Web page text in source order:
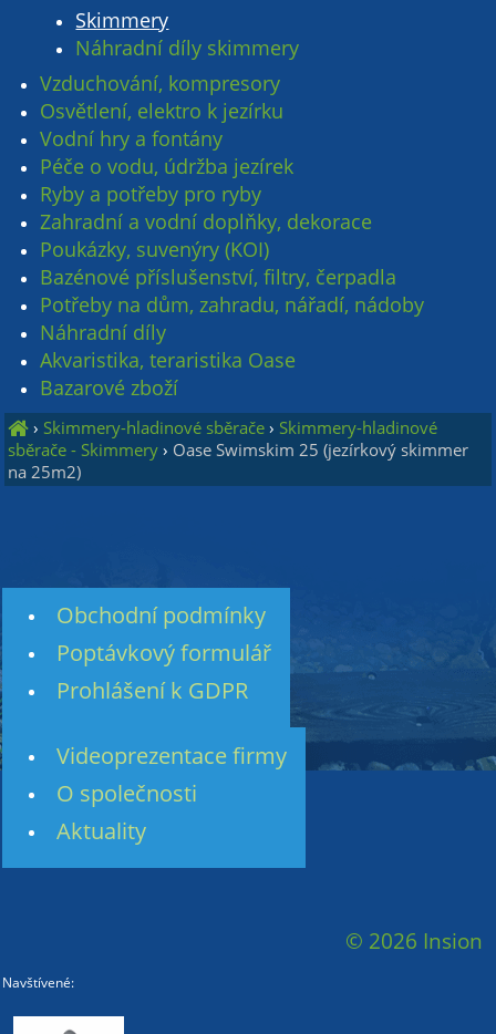
Skimmery
Náhradní díly skimmery
Vzduchování, kompresory
Osvětlení, elektro k jezírku
Vodní hry a fontány
Péče o vodu, údržba jezírek
Ryby a potřeby pro ryby
Zahradní a vodní doplňky, dekorace
Poukázky, suvenýry (KOI)
Bazénové příslušenství, filtry, čerpadla
Potřeby na dům, zahradu, nářadí, nádoby
Náhradní díly
Akvaristika, teraristika Oase
Bazarové zboží
› Skimmery-hladinové sběrače › Skimmery-hladinové
sběrače - Skimmery › Oase Swimskim 25 (jezírkový skimmer
na 25m2)
Obchodní podmínky
Poptávkový formulář
Prohlášení k GDPR
Videoprezentace firmy
O společnosti
Aktuality
© 2026 Insion
Navštívené: